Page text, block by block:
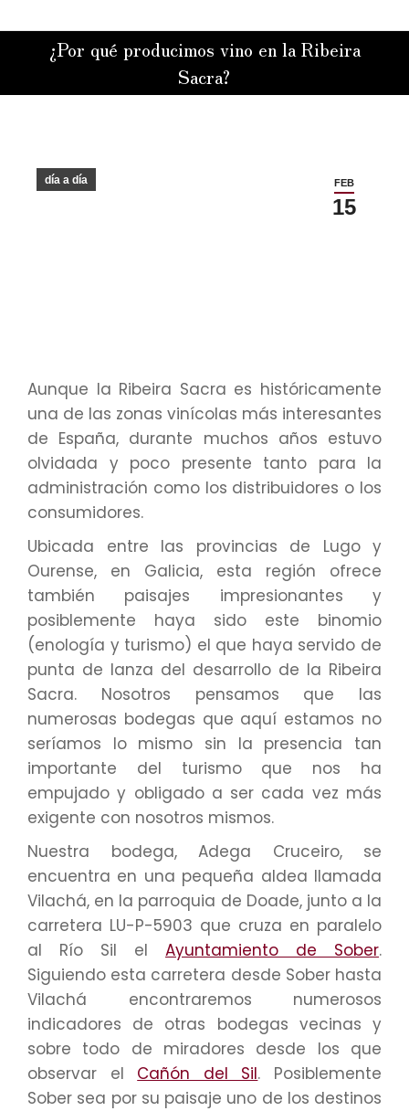
¿Por qué producimos vino en la Ribeira
Sacra?
Estás aquí:
FEB
15
día a día
Aunque la Ribeira Sacra es históricamente
una de las zonas vinícolas más interesantes
de España, durante muchos años estuvo
olvidada y poco presente tanto para la
administración como los distribuidores o los
consumidores.
Ubicada entre las provincias de Lugo y
Ourense, en Galicia, esta región ofrece
también paisajes impresionantes y
posiblemente haya sido este binomio
(enología y turismo) el que haya servido de
punta de lanza del desarrollo de la Ribeira
Sacra. Nosotros pensamos que las
numerosas bodegas que aquí estamos no
seríamos lo mismo sin la presencia tan
importante del turismo que nos ha
empujado y obligado a ser cada vez más
exigente con nosotros mismos.
Nuestra bodega, Adega Cruceiro, se
encuentra en una pequeña aldea llamada
Vilachá, en la parroquia de Doade, junto a la
carretera LU-P-5903 que cruza en paralelo
al Río Sil el Ayuntamiento de Sober.
Siguiendo esta carretera desde Sober hasta
Vilachá encontraremos numerosos
indicadores de otras bodegas vecinas y
sobre todo de miradores desde los que
observar el Cañón del Sil. Posiblemente
Sober sea por su paisaje uno de los destinos